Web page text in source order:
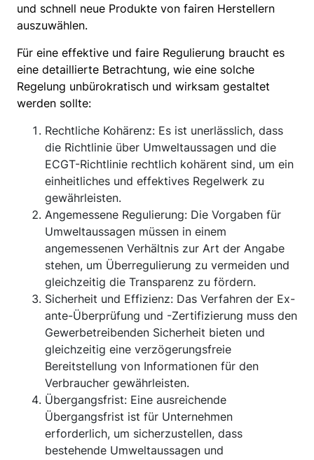
und schnell neue Produkte von fairen Herstellern
auszuwählen.
Für eine effektive und faire Regulierung braucht es
eine detaillierte Betrachtung, wie eine solche
Regelung unbürokratisch und wirksam gestaltet
werden sollte:
Rechtliche Kohärenz: Es ist unerlässlich, dass
die Richtlinie über Umweltaussagen und die
ECGT-Richtlinie rechtlich kohärent sind, um ein
einheitliches und effektives Regelwerk zu
gewährleisten.
Angemessene Regulierung: Die Vorgaben für
Umweltaussagen müssen in einem
angemessenen Verhältnis zur Art der Angabe
stehen, um Überregulierung zu vermeiden und
gleichzeitig die Transparenz zu fördern.
Sicherheit und Effizienz: Das Verfahren der Ex-
ante-Überprüfung und -Zertifizierung muss den
Gewerbetreibenden Sicherheit bieten und
gleichzeitig eine verzögerungsfreie
Bereitstellung von Informationen für den
Verbraucher gewährleisten.
Übergangsfrist: Eine ausreichende
Übergangsfrist ist für Unternehmen
erforderlich, um sicherzustellen, dass
bestehende Umweltaussagen und